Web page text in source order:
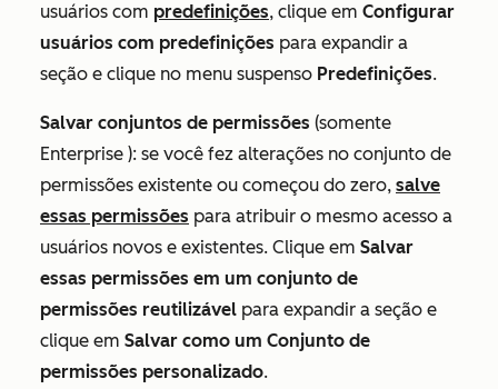
usuários com predefinições, clique em Configurar
usuários com predefinições para expandir a
seção e clique no menu suspenso Predefinições.
Salvar conjuntos de permissões (somente
Enterprise ): se você fez alterações no conjunto de
permissões existente ou começou do zero, salve
essas permissões para atribuir o mesmo acesso a
usuários novos e existentes. Clique em Salvar
essas permissões em um conjunto de
permissões reutilizável para expandir a seção e
clique em Salvar como um Conjunto de
permissões personalizado.